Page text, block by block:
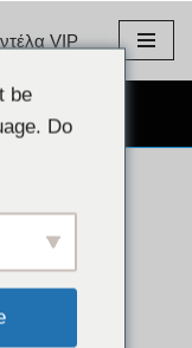
VIP
be
Do